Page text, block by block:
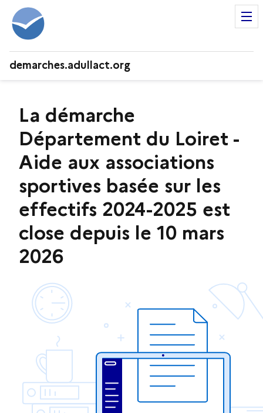
demarches.adullact.org
La démarche
Département du Loiret -
Aide aux associations
sportives basée sur les
effectifs 2024-2025 est
close depuis le 10 mars
2026